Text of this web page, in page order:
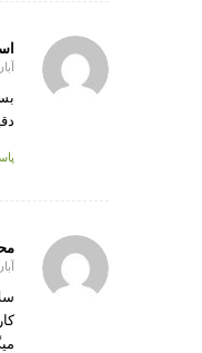
آبان 26, 1403 در
آبان 26, 1403 در